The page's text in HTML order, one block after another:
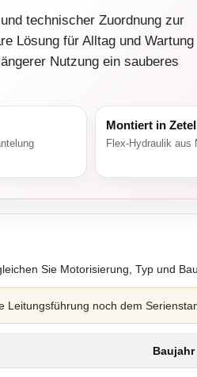
technischer Zuordnung zur
Lösung für Alltag und Wartung
Nutzung ein sauberes
Montiert in Zetel
Flex-Hydraulik aus
Sie Motorisierung, Typ und
noch dem
Baujahr